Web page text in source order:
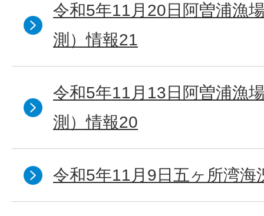
令和5年11月20日阿曽浦漁
測）情報21
令和5年11月13日阿曽浦漁
測）情報20
令和5年11月9日五ヶ所湾海